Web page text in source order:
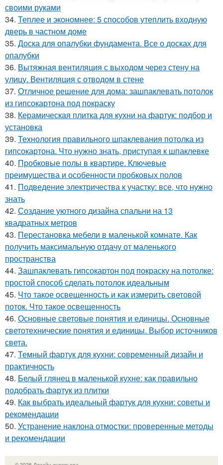
своими руками
34. Теплее и экономнее: 5 способов утеплить входную
дверь в частном доме
35. Доска для опалубки фундамента. Все о досках для
опалубки
36. Вытяжная вентиляция с выходом через стену на
улицу. Вентиляция с отводом в стене
37. Отличное решение для дома: зашпаклевать потолок
из гипсокартона под покраску
38. Керамическая плитка для кухни на фартук: подбор и
установка
39. Технология правильного шпаклевания потолка из
гипсокартона. Что нужно знать, приступая к шпаклевке
40. Пробковые полы в квартире. Ключевые
преимущества и особенности пробковых полов
41. Подведение электричества к участку: все, что нужно
знать
42. Создание уютного дизайна спальни на 13
квадратных метров
43. Перестановка мебели в маленькой комнате. Как
получить максимальную отдачу от маленького
пространства
44. Зашпаклевать гипсокартон под покраску на потолке:
простой способ сделать потолок идеальным
45. Что такое освещенность и как измерить световой
поток. Что такое освещенность
46. Основные световые понятия и единицы. Основные
светотехнические понятия и единицы. Выбор источников
света.
47. Темный фартук для кухни: современный дизайн и
практичность
48. Белый глянец в маленькой кухне: как правильно
подобрать фартук из плитки
49. Как выбрать идеальный фартук для кухни: советы и
рекомендации
50. Устранение наклона отмостки: проверенные методы
и рекомендации